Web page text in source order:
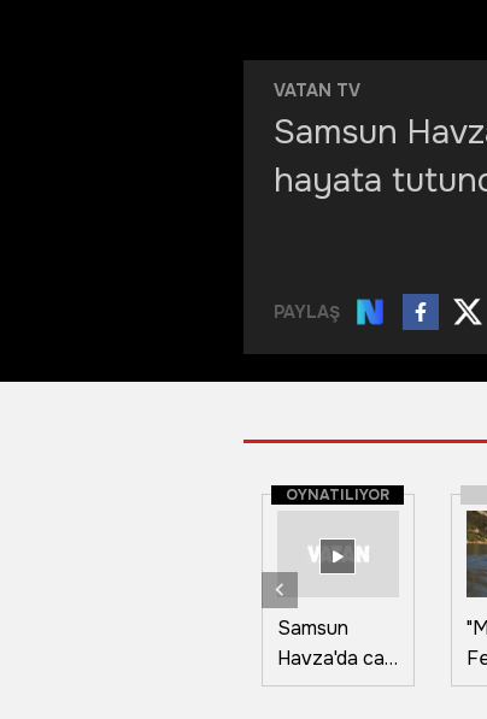
VATAN TV
Samsun
hayata
PAYLAŞ
OYNATILIYOR
Samsun
Havza'da can
pazarı: Sel